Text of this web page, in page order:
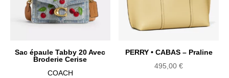
Sac épaule Tabby 20 Avec
Broderie Cerise
COACH
PERRY • CABAS – Praline
495,00€